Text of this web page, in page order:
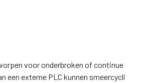
voor onderbroken of continue
een externe PLC kunnen smeercycli